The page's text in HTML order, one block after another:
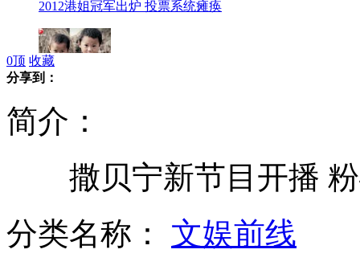
2012港姐冠军出炉 投票系统瘫痪
记者调查模拟致36死延安交通事故
0顶 收藏
分享到：
简介：
撒贝宁新节目开播 粉
分类名称： 文娱前线